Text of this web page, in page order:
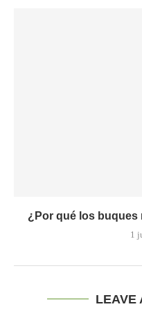
¿Por qué los buques
1
LEAVE